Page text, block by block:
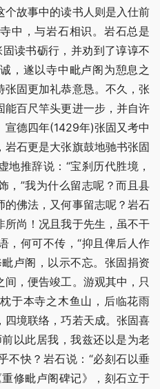
故事中的读书人则是入仕前
中，与岩石相识。岩石总是
读书砺行，并劝到了谆谆不
，遂以寺中毗卢阁为憩息之
张固更加礼恭意恳。不久，张
能百尺竿头更进一步，并自许
宣德四年(1429年)张固又考中
石更是大张旗鼓地驰书张固
地推辞说：“宝刹历代胜境，
，”我为什么留志呢？而且县
的佛法，又何事留志呢？岩石
尚！况且我于先生，虽不干
，何可不传，“抑且俾后人作
卢阁，以示不忘。张固捐资
，便告竣工。游观其中，只
于本寺之木鱼山，后临花雨
四境联络，巧若天成。张固喜
以此居我，我兹还以是为老
不快？岩石说：“必刻石以垂
修毗卢阁碑记》，刻石立于